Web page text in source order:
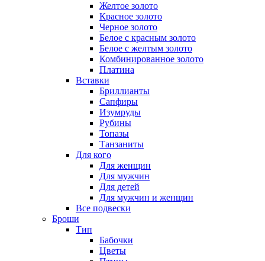
Желтое золото
Красное золото
Черное золото
Белое с красным золото
Белое с желтым золото
Комбинированное золото
Платина
Вставки
Бриллианты
Сапфиры
Изумруды
Рубины
Топазы
Танзаниты
Для кого
Для женщин
Для мужчин
Для детей
Для мужчин и женщин
Все подвески
Броши
Тип
Бабочки
Цветы